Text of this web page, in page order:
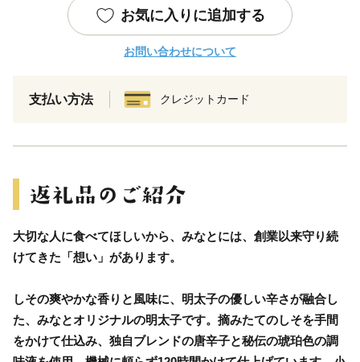
お気に入りに追加する
お問い合わせについて
支払い方法 クレジットカード
大切な人に食べてほしいから、みなとには、創業以来守り続
けてきた「想い」があります。
しその爽やかな香りと風味に、明太子の優しい辛さが融合し
た、みなとオリジナルの明太子です。摘みたてのしそを手間
をかけて仕込み、独自ブレンドの唐辛子と秘伝の琥珀色の調